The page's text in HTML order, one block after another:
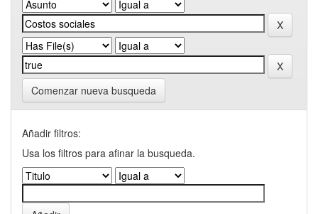
Comenzar nueva busqueda
Añadir filtros:
Usa los filtros para afinar la busqueda.